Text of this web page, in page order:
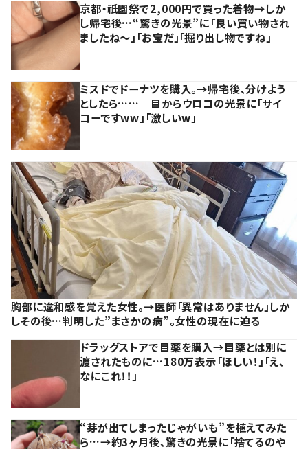
京都・祇園祭で2,000円で買った着物→しか
し帰宅後…“驚きの光景”に「良い買い物され
ましたね～」「お宝だ」「掘り出し物ですね」
ミスドでドーナツを購入。→帰宅後、分けよう
としたら…… 目からウロコの光景に「サイ
コーですww」「激しいw」
胸部に違和感を覚えた女性。→医師「異常はありません」しか
しその後…判明した”まさかの病”。女性の現在に迫る
ドラッグストアで目薬を購入→目薬とは別に
渡されたものに…180万表示「ほしい！」「え、
なにこれ！！」
“芽が出てしまったじゃがいも”を植えてみた
ら…→約3ヶ月後、驚きの光景に「捨てるのや